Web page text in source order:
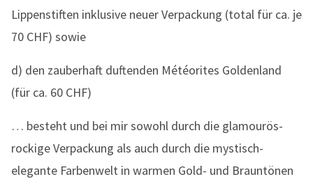
Lippenstiften inklusive neuer Verpackung (total für ca. je
70 CHF) sowie
d) den zauberhaft duftenden Météorites Goldenland
(für ca. 60 CHF)
… besteht und bei mir sowohl durch die glamourös-
rockige Verpackung als auch durch die mystisch-
elegante Farbenwelt in warmen Gold- und Brauntönen